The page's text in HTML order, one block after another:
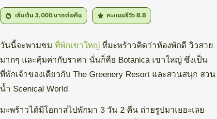
เริ่มต้น 3,000บาทต่อคืน คะแนนรีวิว8.8
วันนี้จะพามชม ที่พักเขาใหญ่ ที่มะพร้าวคิดว่าห้องพักดี วิวสวย
มากๆ และคุ้มค่ากับราคา นั่นก็คือ Botanica เขาใหญ่ ซึ่งเป็น
ที่พักเจ้าของเดียวกับ The Greenery Resort และสวนสนุก สวน
น้ำ Scenical World
มะพร้าวได้มีโอกาสไปพักมา 3 วัน 2 คืน ถ่ายรูปมาเยอะเลย